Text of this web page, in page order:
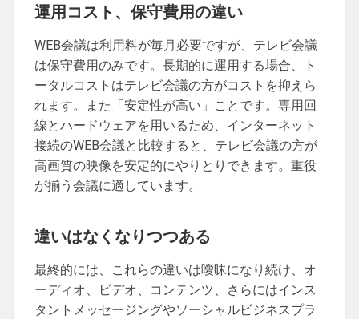
運用コスト、保守費用の違い
WEB会議は利用料が毎月必要ですが、テレビ会議
は保守費用のみです。長期的に運用する場合、ト
ータルコストはテレビ会議の方がコストを抑えら
れます。また「安定性が高い」ことです。専用回
線とハードウェアを用いるため、インターネット
接続のWEB会議と比較すると、テレビ会議の方が
高画質の映像を安定的にやりとりできます。重役
が揃う会議に適しています。
違いはなくなりつつある
最終的には、これらの違いは曖昧になり続け、オ
ーディオ、ビデオ、コンテンツ、さらにはインス
タントメッセージングやソーシャルビジネスプラ